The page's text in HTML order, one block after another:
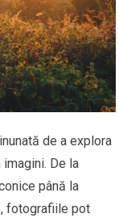
de a explora
De la
până la
fotografiile pot